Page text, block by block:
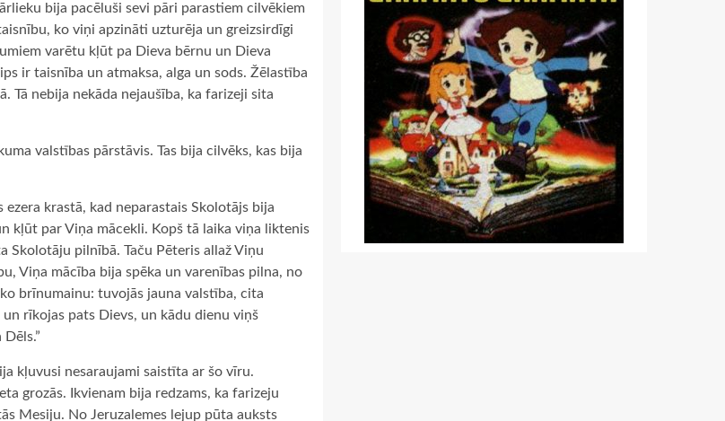
bija pacēluši sevi pāri parastiem cilvēkiem
ko viņi apzināti uzturēja un greizsirdīgi
varētu kļūt pa Dieva bērnu un Dieva
ir taisnība un atmaksa, alga un sods. Žēlastība
Tā nebija nekāda nejaušība, ka farizeji sita
valstības pārstāvis. Tas bija cilvēks, kas bija
krastā, kad neparastais Skolotājs bija
kļūt par Viņa mācekli. Kopš tā laika viņa liktenis
Skolotāju pilnībā. Taču Pēteris allaž Viņu
Viņa mācība bija spēka un varenības pilna, no
brīnumainu: tuvojās jauna valstība, cita
rīkojas pats Dievs, un kādu dienu viņš
kļuvusi nesaraujami saistīta ar šo vīru.
grozās. Ikvienam bija redzams, ka farizeju
Mesiju. No Jeruzalemes lejup pūta auksts